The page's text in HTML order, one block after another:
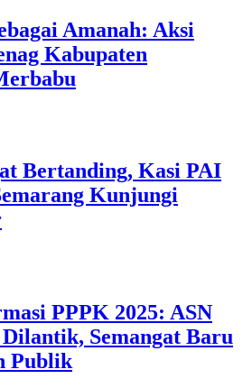
Amanah: Aksi
Kabupaten
Bertanding, Kasi PAI
Kunjungi
PPPK 2025: ASN
Semangat Baru
Publik